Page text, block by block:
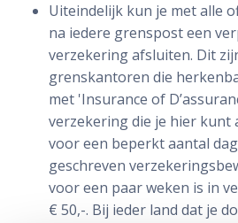
Uiteindelijk kun je met alle
na iedere grenspost een
verzekering afsluiten. Dit
grenskantoren die
met 'Insurance of
verzekering die je hier kunt
voor een beperkt aantal
geschreven
voor een paar weken is in
€ 50,-. Bij ieder land dat je